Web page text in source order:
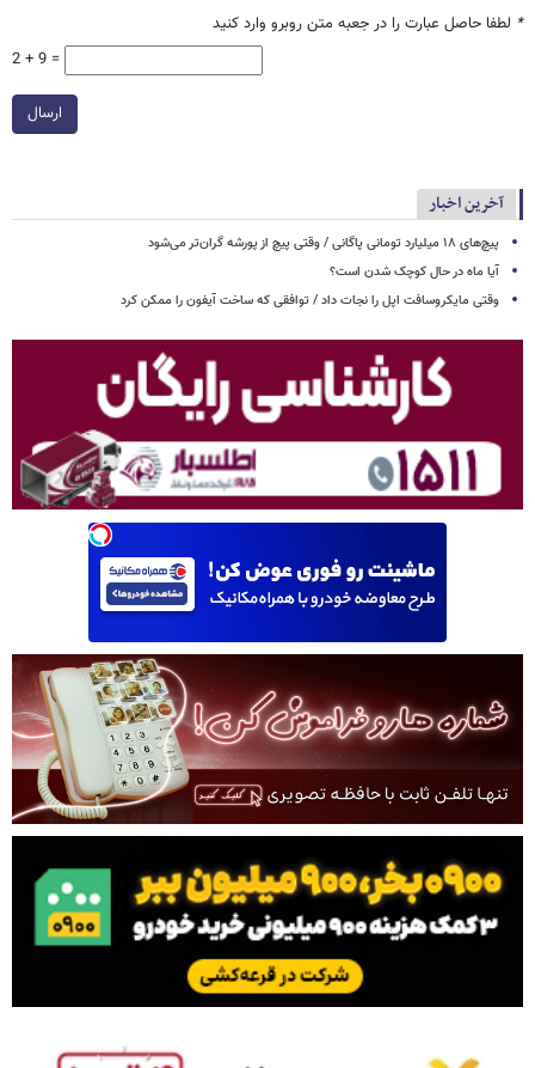
* لطفا حاصل عبارت را در جعبه متن روبرو وارد کنید
2 + 9 =
ارسال
آخرین اخبار
پیچ‌های ۱۸ میلیارد تومانی پاگانی / وقتی پیچ از پورشه گران‌تر می‌شود
آیا ماه در حال کوچک شدن است؟
وقتی مایکروسافت اپل را نجات داد / توافقی که ساخت آیفون را ممکن کرد